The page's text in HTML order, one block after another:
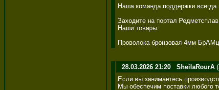
Наша команда поддержки
Заходите на портал
Наши товары:
Проволока бронзовая 4мм
28.03.2026 21:20 SheilaRourA
Если вы занимаетесь
Мы обеспечим поставки любого